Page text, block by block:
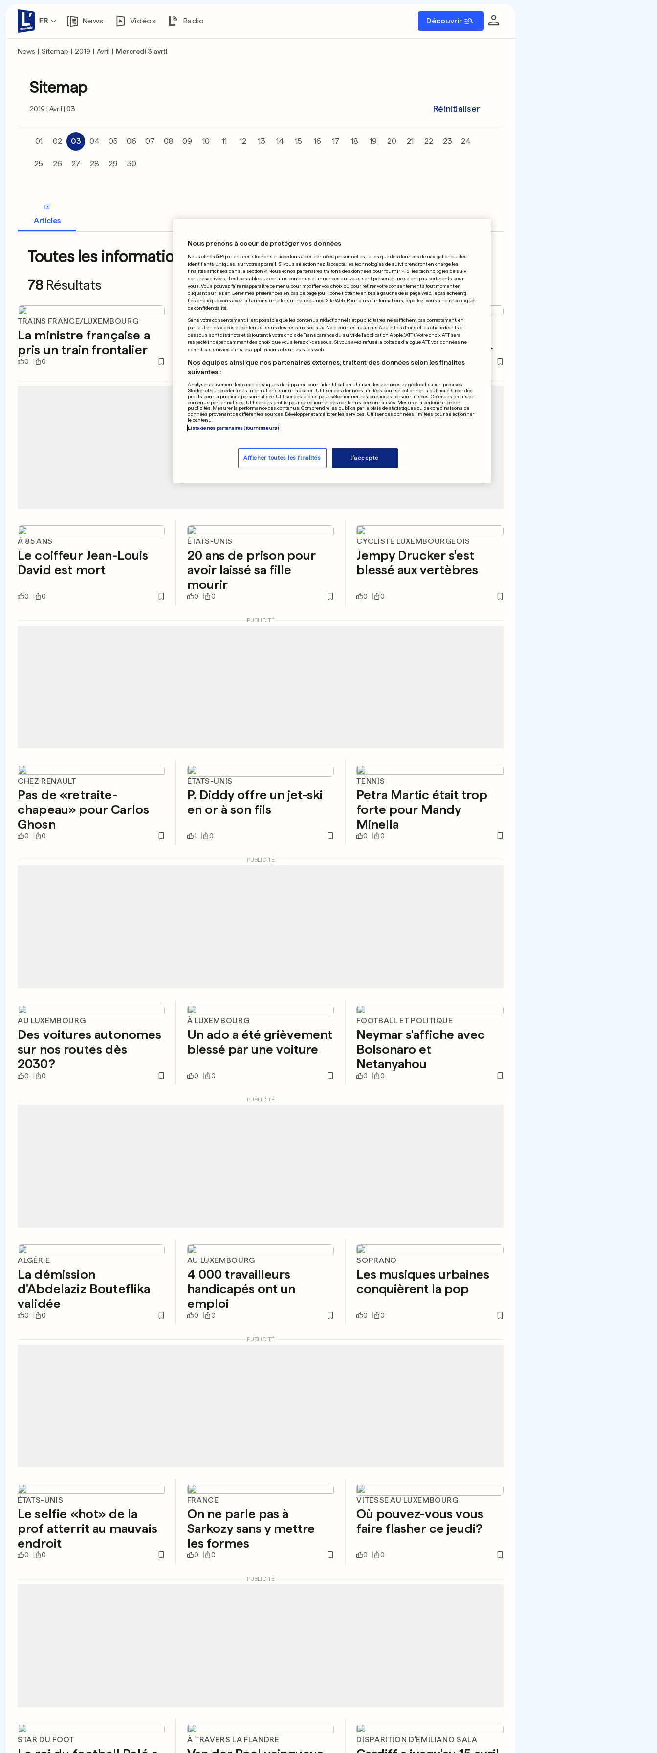
FR News Vidéos Radio Découvrir
News | Sitemap | 2019 | Avril | Mercredi 3 avril
Sitemap
2019 Avril 03 Réinitialiser
01 02 03 04 05 06 07 08 09 10 11 12 13 14 15 16 17 18 19 20 21 22 23 24
25 26 27 28 29 30
Articles
Toutes les informations du 03.04.2019
78 Résultats
TRAINS FRANCE/LUXEMBOURG
La ministre française a
pris un train frontalier
0 0
RÉSEAUX SOCIAUX
Harry et Meghan battent
un record sur Instagram
0 0
COUPE DE LUXEMBOURG
Le F91 Dudelange s'est
qualifié dans la douleur
0 0
À 85 ANS
Le coiffeur Jean-Louis
David est mort
0 0
ÉTATS-UNIS
20 ans de prison pour
avoir laissé sa fille
mourir
0 0
CYCLISTE LUXEMBOURGEOIS
Jempy Drucker s'est
blessé aux vertèbres
0 0
PUBLICITÉ
CHEZ RENAULT
Pas de «retraite-
chapeau» pour Carlos
Ghosn
0 0
ÉTATS-UNIS
P. Diddy offre un jet-ski
en or à son fils
1 0
TENNIS
Petra Martic était trop
forte pour Mandy
Minella
0 0
PUBLICITÉ
AU LUXEMBOURG
Des voitures autonomes
sur nos routes dès
2030?
0 0
À LUXEMBOURG
Un ado a été grièvement
blessé par une voiture
0 0
FOOTBALL ET POLITIQUE
Neymar s'affiche avec
Bolsonaro et
Netanyahou
0 0
PUBLICITÉ
ALGÉRIE
La démission
d'Abdelaziz Bouteflika
validée
0 0
AU LUXEMBOURG
4 000 travailleurs
handicapés ont un
emploi
0 0
SOPRANO
Les musiques urbaines
conquièrent la pop
0 0
PUBLICITÉ
ÉTATS-UNIS
Le selfie «hot» de la
prof atterrit au mauvais
endroit
0 0
FRANCE
On ne parle pas à
Sarkozy sans y mettre
les formes
0 0
VITESSE AU LUXEMBOURG
Où pouvez-vous vous
faire flasher ce jeudi?
0 0
PUBLICITÉ
STAR DU FOOT À TRAVERS LA FLANDRE DISPARITION D'EMILIANO SALA
Nous prenons à coeur de protéger vos données
Nous et nos 594partenaires stockons et accédons à des données personnelles, telles que des données de navigation ou des
identifiants uniques, sur votre appareil. Si vous sélectionnez J'accepte, les technologies de suivi prendront en charge les
finalités affichées dans la section « Nous et nos partenaires traitons des données pour fournir ». Si les technologies de suivi
sont désactivées, il est possible que certains contenus et annonces qui vous sont présentés ne soient pas pertinents pour
vous. Vous pouvez faire réapparaître ce menu pour modifier vos choix ou pour retirer votre consentement à tout moment en
cliquant sur le lien Gérer mes préférences en bas de page [ou l'icône flottante en bas à gauche de la page Web, le cas échéant].
Les choix que vous avez fait aurons un effet sur notre ou nos Site Web. Pour plus d’informations, reportez-vous à notre politique
de confidentialité.
Sans votre consentement, il est possible que les contenus rédactionnels et publicitaires ne s'affichent pas correctement, en
particulier les vidéos et contenus issus des réseaux sociaux. Note pour les appareils Apple: Les droits et les choix décrits ci-
dessous sont distincts et s'ajoutent à votre choix de Transparence du suivi de l'application Apple (ATT). Votre choix ATT sera
respecté indépendamment des choix que vous ferez ci-dessous. Si vous avez refusé la boîte de dialogue ATT, vos données ne
seront pas suivies dans les applications et sur les sites web.
Nos équipes ainsi que nos partenaires externes, traitent des données selon les finalités
suivantes :
Analyser activement les caractéristiques de l’appareil pour l’identification. Utiliser des données de géolocalisation précises.
Stocker et/ou accéder à des informations sur un appareil. Utiliser des données limitées pour sélectionner la publicité. Créer des
profils pour la publicité personnalisée. Utiliser des profils pour sélectionner des publicités personnalisées. Créer des profils de
contenus personnalisés. Utiliser des profils pour sélectionner des contenus personnalisés. Mesurer la performance des
publicités. Mesurer la performance des contenus. Comprendre les publics par le biais de statistiques ou de combinaisons de
données provenant de différentes sources. Développer et améliorer les services. Utiliser des données limitées pour sélectionner
le contenu.
Liste de nos partenaires (fournisseurs)
Afficher toutes les finalités J'accepte